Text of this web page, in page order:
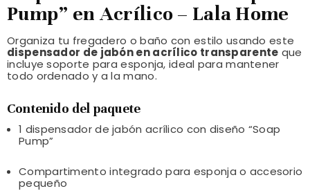
Pump” en Acrílico – Lala Home
Organiza tu fregadero o baño con estilo usando este
dispensador de jabón en acrílico transparente que
incluye soporte para esponja, ideal para mantener
todo ordenado y a la mano.
Contenido del paquete
1 dispensador de jabón acrílico con diseño “Soap
Pump”
Compartimento integrado para esponja o accesorio
pequeño